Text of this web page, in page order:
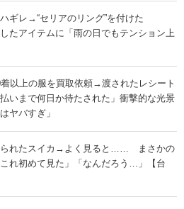
ギレ→“セリアのリング”を付けた
アイテムに「雨の日でもテンション上
以上の服を買取依頼→渡されたレシート
まで何日か待たされた」衝撃的な光景
ヤバすぎ」
られたスイカ→よく見ると…… まさかの
れ初めて見た」「なんだろう…」【台